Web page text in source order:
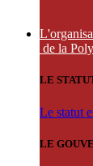
de la
LE
Le statut
LE